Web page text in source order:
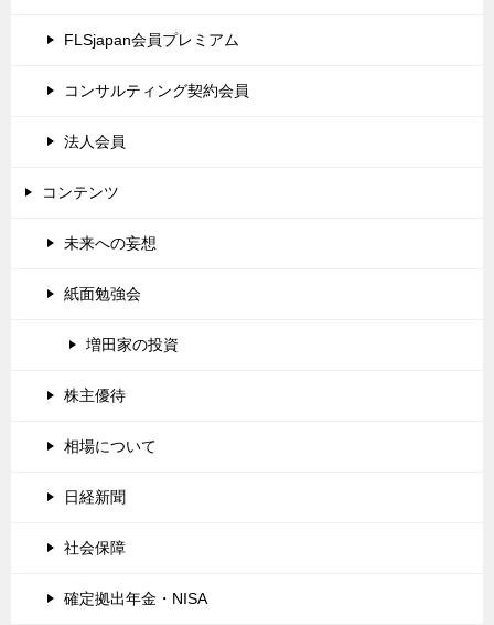
FLSjapan会員プレミアム
コンサルティング契約会員
法人会員
コンテンツ
未来への妄想
紙面勉強会
増田家の投資
株主優待
相場について
日経新聞
社会保障
確定拠出年金・NISA